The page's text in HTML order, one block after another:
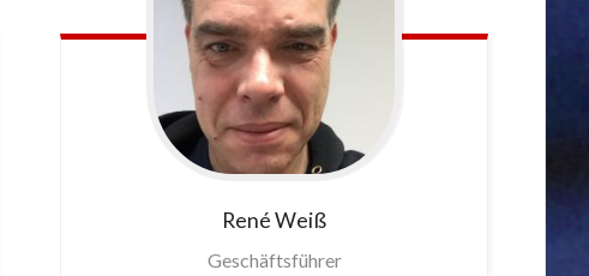
René Weiß
Geschäftsführer